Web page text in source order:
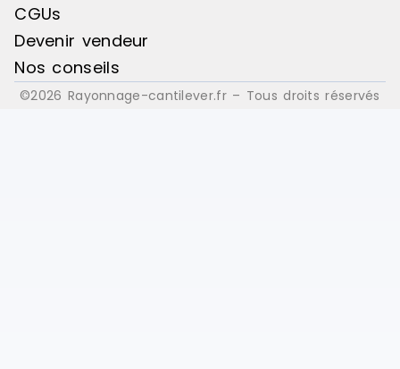
CGUs
Devenir vendeur
Nos conseils
©2026 Rayonnage-cantilever.fr – Tous droits réservés